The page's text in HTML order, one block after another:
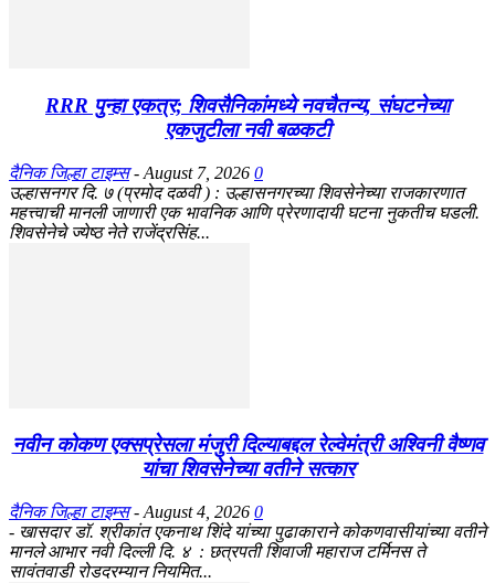
RRR पुन्हा एकत्र; शिवसैनिकांमध्ये नवचैतन्य, संघटनेच्या
एकजुटीला नवी बळकटी
दैनिक जिल्हा टाइम्स - August 7, 2026 0
उल्हासनगर दि. ७ (प्रमोद दळवी ) : उल्हासनगरच्या शिवसेनेच्या राजकारणात
महत्त्वाची मानली जाणारी एक भावनिक आणि प्रेरणादायी घटना नुकतीच घडली.
शिवसेनेचे ज्येष्ठ नेते राजेंद्रसिंह...
नवीन कोकण एक्सप्रेसला मंजुरी दिल्याबद्दल रेल्वेमंत्री अश्विनी वैष्णव
यांचा शिवसेनेच्या वतीने सत्कार
दैनिक जिल्हा टाइम्स - August 4, 2026 0
- खासदार डॉ. श्रीकांत एकनाथ शिंदे यांच्या पुढाकाराने कोकणवासीयांच्या वतीने
मानले आभार नवी दिल्ली दि. ४ : छत्रपती शिवाजी महाराज टर्मिनस ते
सावंतवाडी रोडदरम्यान नियमित...